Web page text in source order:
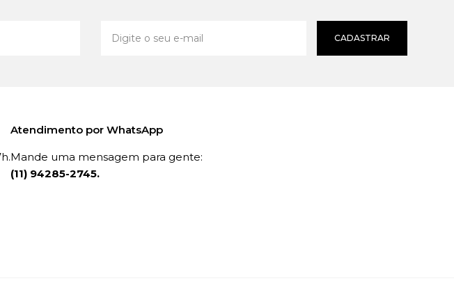
CADASTRAR
Atendimento por WhatsApp
Mande uma mensagem para gente:
(11) 94285-2745.